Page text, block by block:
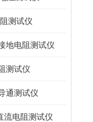
测试仪
地电阻测试仪
测试仪
通测试仪
流电阻测试仪